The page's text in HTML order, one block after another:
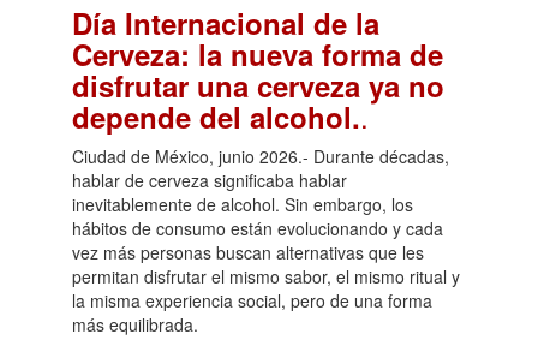
Día Internacional de la
Cerveza: la nueva forma de
disfrutar una cerveza ya no
depende del alcohol..
Ciudad de México, junio 2026.- Durante décadas,
hablar de cerveza significaba hablar
inevitablemente de alcohol. Sin embargo, los
hábitos de consumo están evolucionando y cada
vez más personas buscan alternativas que les
permitan disfrutar el mismo sabor, el mismo ritual y
la misma experiencia social, pero de una forma
más equilibrada.